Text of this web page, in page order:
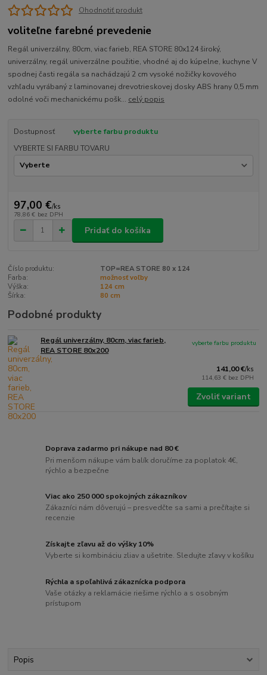
Ohodnotiť produkt
voliteľne farebné prevedenie
Regál univerzálny, 80cm, viac farieb, REA STORE 80x124 široký,
univerzálny, regál univerzálne použitie, vhodné aj do kúpelne, kuchyne V
spodnej časti regála sa nachádzajú 2 cm vysoké nožičky kovového
vzhľadu vyrábaný z laminovanej drevotrieskovej dosky ABS hrany 0,5 mm
odolné voči mechanickému pošk... celý popis
Dostupnosť
vyberte farbu produktu
VYBERTE SI FARBU TOVARU
97,00 €/ks
78,86 € bez DPH
Pridať do košíka
Číslo produktu:
TOP=REA STORE 80 x 124
Farba:
možnosť voľby
Výška:
124 cm
Šírka:
80 cm
Podobné produkty
Regál univerzálny, 80cm, viac farieb,
REA STORE 80x200
141,00 €/ks
114,63 € bez DPH
vyberte farbu produktu
Zvoliť variant
Doprava zadarmo pri nákupe nad 80 €
Pri menšom nákupe vám balík doručíme za poplatok 4€,
rýchlo a bezpečne
Viac ako 250 000 spokojných zákazníkov
Zákazníci nám dôverujú – presvedčte sa sami a prečítajte si
recenzie
Získajte zľavu až do výšky 10%
Vyberte si kombináciu zliav a ušetrite. Sledujte zľavy v košíku
Rýchla a spoľahlivá zákaznícka podpora
Vaše otázky a reklamácie riešime rýchlo a s osobným
prístupom
Popis